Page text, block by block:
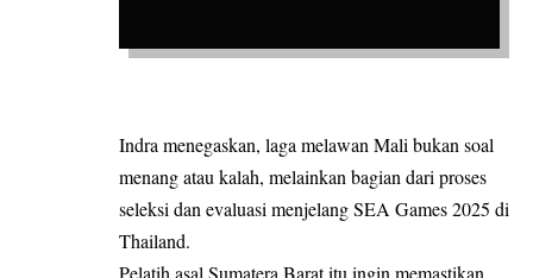
Indra menegaskan, laga melawan Mali bukan soal
menang atau kalah, melainkan bagian dari proses
seleksi dan evaluasi menjelang SEA Games 2025 di
Thailand.
Pelatih asal Sumatera Barat itu ingin memastikan